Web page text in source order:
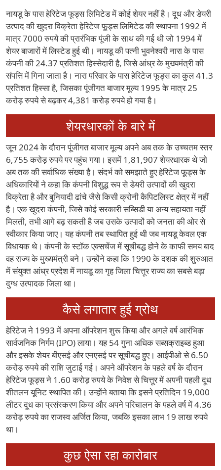
नायडू के पास हेरिटेज फूड्स लिमिटेड में कोई शेयर नहीं है। दूध और डेयरी
उत्पाद की खुदरा विक्रेता हेरिटेज फूड्स लिमिटेड की स्थापना 1992 में
मात्र 7000 रुपये की प्रारंभिक पूंजी के साथ की गई थी जो 1994 में
शेयर बाजारों में लिस्टेड हुई थी। नायडू की पत्नी भुवनेश्वरी नारा के पास
कंपनी की 24.37 प्रतिशत हिस्सेदारी है, जिसे आंध्र के मुख्यमंत्री की
संपत्ति में गिना जाता है। नारा परिवार के पास हेरिटेज फूड्स का कुल 41.3
प्रतिशत हिस्सा है, जिसका पूंजीगत बाजार मूल्य 1995 के मात्र 25
करोड़ रुपये से बढ़कर 4,381 करोड़ रुपये हो गया है।
शेयरधारकों के बारे में
जून 2024 के दौरान पूंजीगत बाजार मूल्य अपने अब तक के उच्चतम स्तर
6,755 करोड़ रुपये पर पहुंच गया। इसमें 1,81,907 शेयरधारक थे जो
अब तक की सर्वाधिक संख्या है। संदर्भ को समझाते हुए हेरिटेज फूड्स के
अधिकारियों ने कहा कि कंपनी विशुद्ध रूप से डेयरी उत्पादों की खुदरा
विक्रेता है और बुनियादी ढांचे जैसे किसी क्रोनी कैपिटलिस्ट क्षेत्र में नहीं
है। एक खुदरा कंपनी, जिसे कोई सरकारी सब्सिडी या अन्य सहायता नहीं
मिलती, तभी आगे बढ़ सकती है जब उसके उत्पादों को जनता की ओर से
स्वीकार किया जाए। यह कंपनी तब स्थापित हुई थी जब नायडू केवल एक
विधायक थे। कंपनी के स्टॉक एक्सचेंज में सूचीबद्ध होने के काफी समय बाद
वह राज्य के मुख्यमंत्री बने। उन्होंने कहा कि 1990 के दशक की शुरुआत
में संयुक्त आंध्र प्रदेश में नायडू का गृह जिला चित्तूर राज्य का सबसे बड़ा
दुग्ध उत्पादक जिला था।
कैसे लगातार हुई ग्रोथ
हेरिटेज ने 1993 में अपना ऑपरेशन शुरू किया और अगले वर्ष आरंभिक
सार्वजनिक निर्गम (IPO) लाया। यह 54 गुना अधिक सब्सक्राइब्ड हुआ
और इसके शेयर बीएसई और एनएसई पर सूचीबद्ध हुए। आईपीओ से 6.50
करोड़ रुपये की राशि जुटाई गई। अपने ऑपरेशन के पहले वर्ष के दौरान
हेरिटेज फूड्स ने 1.60 करोड़ रुपये के निवेश से चित्तूर में अपनी पहली दूध
शीतलन यूनिट स्थापित की। उन्होंने बताया कि इसने प्रतिदिन 19,000
लीटर दूध का प्रसंस्करण किया और अपने परिचालन के पहले वर्ष में 4.36
करोड़ रुपये का राजस्व अर्जित किया, जबकि इसका लाभ 19 लाख रुपये
था।
कुछ ऐसा रहा कारोबार